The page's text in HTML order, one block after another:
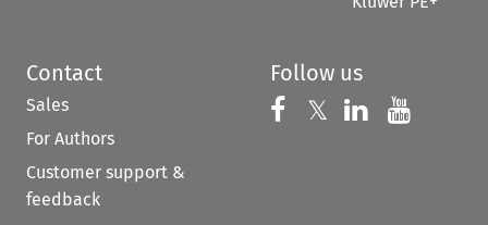
Contact
Sales
For Authors
Customer support &
feedback
Follow us
Follow us on
𝕏 Follow us on
Follow us